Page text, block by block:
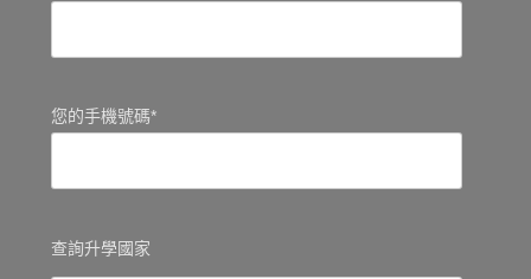
您的手機號碼*
查詢升學國家